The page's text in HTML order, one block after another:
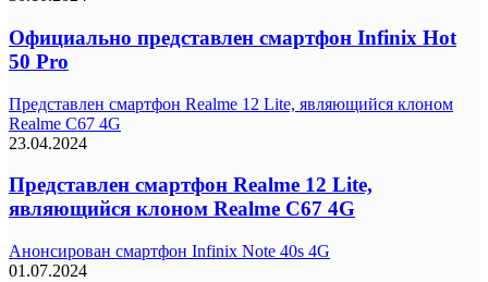
Официально представлен смартфон Infinix Hot
50 Pro
Представлен смартфон Realme 12 Lite, являющийся клоном
Realme C67 4G
23.04.2024
Представлен смартфон Realme 12 Lite,
являющийся клоном Realme C67 4G
Анонсирован смартфон Infinix Note 40s 4G
01.07.2024